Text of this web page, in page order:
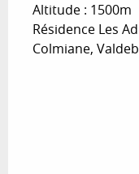
Altitude : 1500m
Résidence Les
Colmiane,